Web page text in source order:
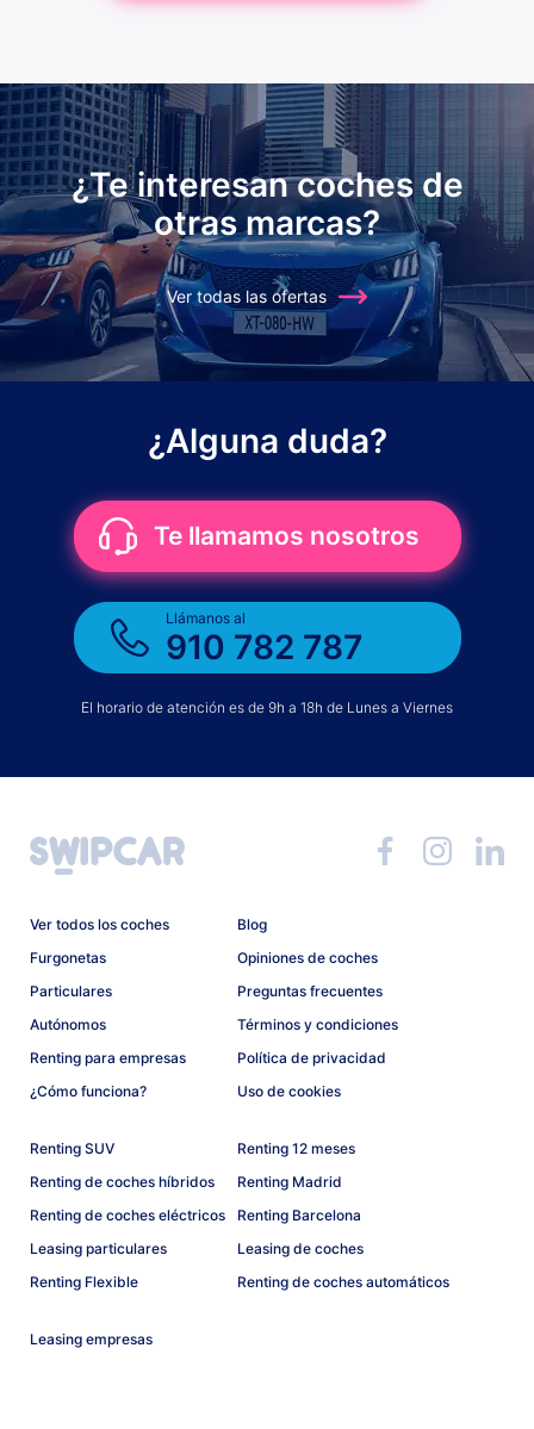
¿Te interesan coches de
otras marcas?
Ver todas las ofertas
¿Alguna duda?
Te llamamos nosotros
Llámanos al
910 782 787
El horario de atención es de 9h a 18h de Lunes a Viernes
Ver todos los coches
Furgonetas
Particulares
Autónomos
Renting para empresas
¿Cómo funciona?
Blog
Opiniones de coches
Preguntas frecuentes
Términos y condiciones
Política de privacidad
Uso de cookies
Renting SUV
Renting de coches híbridos
Renting de coches eléctricos
Leasing particulares
Renting Flexible
Renting 12 meses
Renting Madrid
Renting Barcelona
Leasing de coches
Renting de coches automáticos
Leasing empresas